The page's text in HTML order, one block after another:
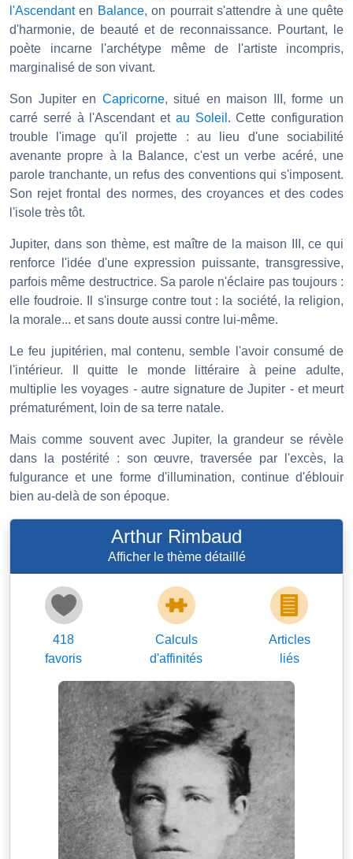
l'Ascendanten Balance, on pourrait s'attendre à une quête
d'harmonie, de beauté et de reconnaissance. Pourtant, le
poète incarne l'archétype même de l'artiste incompris,
marginalisé de son vivant.
Son Jupiter en Capricorne, situé en maison III, forme un
carré serré à l'Ascendant et au Soleil . Cette configuration
trouble l'image qu'il projette : au lieu d'une sociabilité
avenante propre à la Balance, c'est un verbe acéré, une
parole tranchante, un refus des conventions qui s'imposent.
Son rejet frontal des normes, des croyances et des codes
l'isole très tôt.
Jupiter, dans son thème, est maître de la maison III, ce qui
renforce l'idée d'une expression puissante, transgressive,
parfois même destructrice. Sa parole n'éclaire pas toujours :
elle foudroie. Il s'insurge contre tout : la société, la religion,
la morale... et sans doute aussi contre lui-même.
Le feu jupitérien, mal contenu, semble l'avoir consumé de
l'intérieur. Il quitte le monde littéraire à peine adulte,
multiplie les voyages - autre signature de Jupiter - et meurt
prématurément, loin de sa terre natale.
Mais comme souvent avec Jupiter, la grandeur se révèle
dans la postérité : son œuvre, traversée par l'excès, la
fulgurance et une forme d'illumination, continue d'éblouir
bien au-delà de son époque.
Arthur Rimbaud
Afficher le thème détaillé
418
favoris
Calculs
d'affinités
Articles
liés